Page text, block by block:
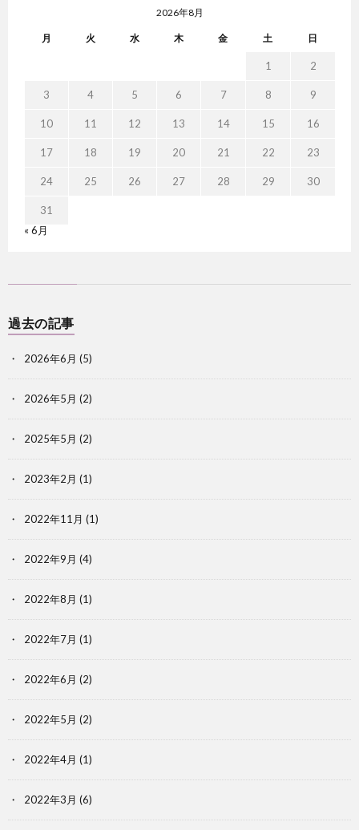
2026年8月
月 火 水 木 金 土 日
1 2
3 4 5 6 7 8 9
10 11 12 13 14 15 16
17 18 19 20 21 22 23
24 25 26 27 28 29 30
31
« 6月
過去の記事
2026年6月 (5)
2026年5月 (2)
2025年5月 (2)
2023年2月 (1)
2022年11月 (1)
2022年9月 (4)
2022年8月 (1)
2022年7月 (1)
2022年6月 (2)
2022年5月 (2)
2022年4月 (1)
2022年3月 (6)